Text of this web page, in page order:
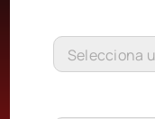
Selecciona